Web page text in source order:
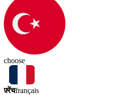
choose
फ़्रेंचfrançais